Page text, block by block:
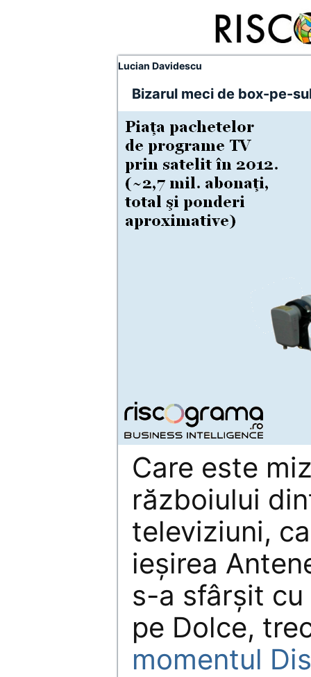
Lucian Davidescu
Bizarul meci de box-pe-
Care este
războiului
televiziuni,
ieşirea
s-a sfârşit cu
pe Dolce,
momentul